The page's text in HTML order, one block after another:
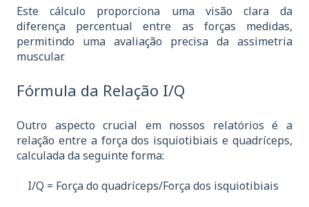
Este cálculo proporciona uma visão clara da
diferença percentual entre as forças medidas,
permitindo uma avaliação precisa da assimetria
muscular.
Fórmula da Relação I/Q
Outro aspecto crucial em nossos relatórios é a
relação entre a força dos isquiotibiais e quadríceps,
calculada da seguinte forma:
I/Q = Força do quadríceps/Força dos isquiotibiais